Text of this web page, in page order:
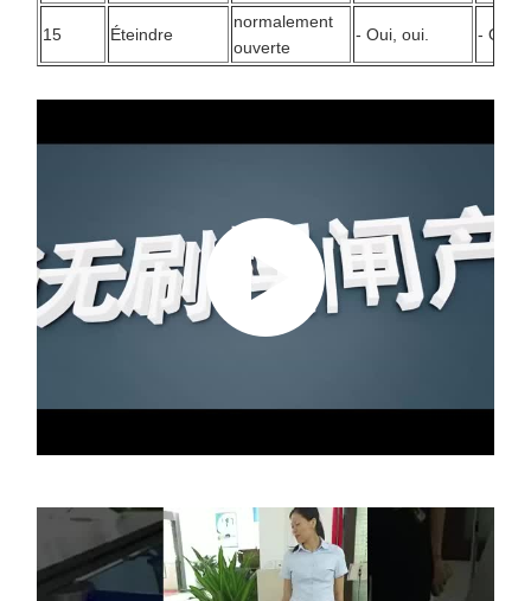
15 Éteindre
normalement
ouverte
- Oui, oui. - Oui,